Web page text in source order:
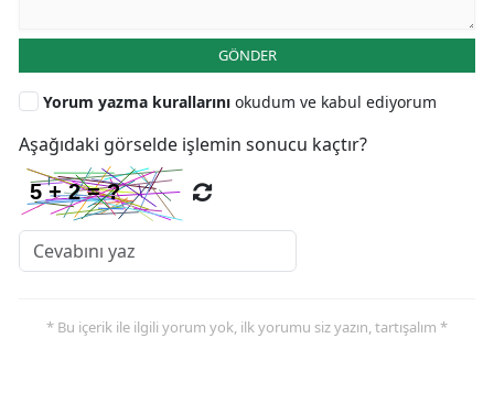
GÖNDER
Yorum yazma kurallarını okudum ve kabul ediyorum
Aşağıdaki görselde işlemin sonucu kaçtır?
* Bu içerik ile ilgili yorum yok, ilk yorumu siz yazın, tartışalım *